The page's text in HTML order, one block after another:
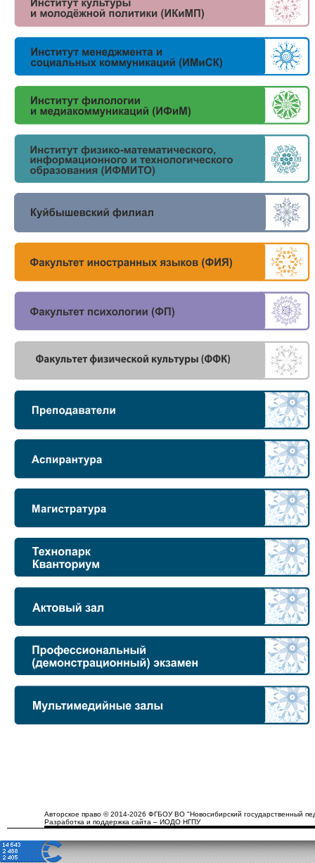
Авторское право © 2014-2026 ФГБОУ ВО "Новосибирский государственный
Разработка и поддержка сайта – ИОДО НГПУ